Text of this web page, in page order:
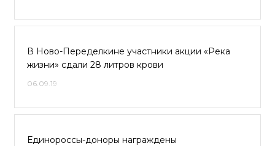
В Ново-Переделкине участники акции «Река
жизни» сдали 28 литров крови
06.09.19
Единороссы-доноры награждены